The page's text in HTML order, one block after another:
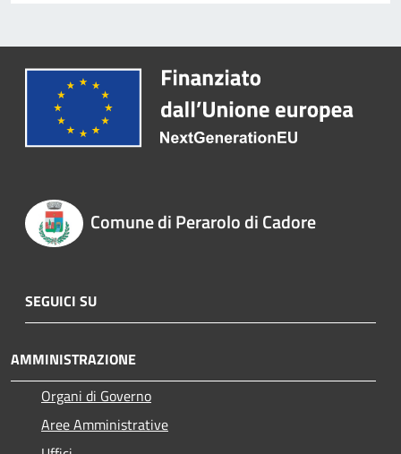
Comune di Perarolo di Cadore
SEGUICI SU
AMMINISTRAZIONE
Organi di Governo
Aree Amministrative